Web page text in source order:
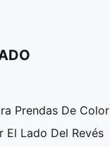
Prendas De Color
El Lado Del Revés